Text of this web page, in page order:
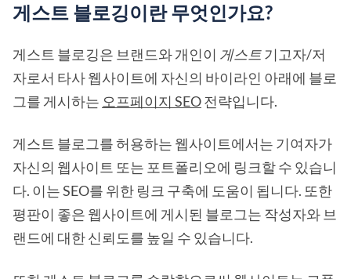
게스트 블로깅이란 무엇인가요?
게스트 블로깅은 브랜드와 개인이 게스트기고자/저
자로서 타사 웹사이트에 자신의 바이라인 아래에 블로
그를 게시하는 오프페이지 SEO전략입니다.
게스트 블로그를 허용하는 웹사이트에서는 기여자가
자신의 웹사이트 또는 포트폴리오에 링크할 수 있습니
다. 이는 SEO를 위한 링크 구축에 도움이 됩니다. 또한
평판이 좋은 웹사이트에 게시된 블로그는 작성자와 브
랜드에 대한 신뢰도를 높일 수 있습니다.